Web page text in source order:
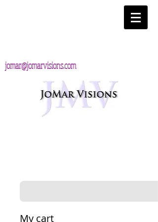
jomar@jomarvisions.com
My cart